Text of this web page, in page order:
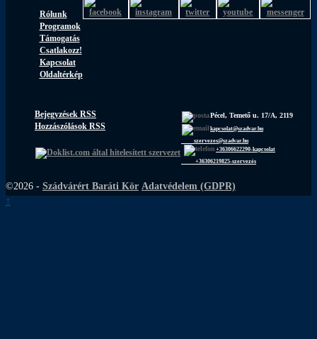
Rólunk
Programok
Támogatás
Csatlakozz!
Kapcsolat
Oldaltérkép
Bejegyzések RSS
Hozzászólások RSS
Pécel, Temető u. 17/A, 2119
kapcsolat@szadvar.hu
szervezes@szadvar.hu
+36306622290-kapcsolat
+36306219825-szervezés
©2026 - Szádvárért Baráti Kör Adatvédelem (GDPR)
↑